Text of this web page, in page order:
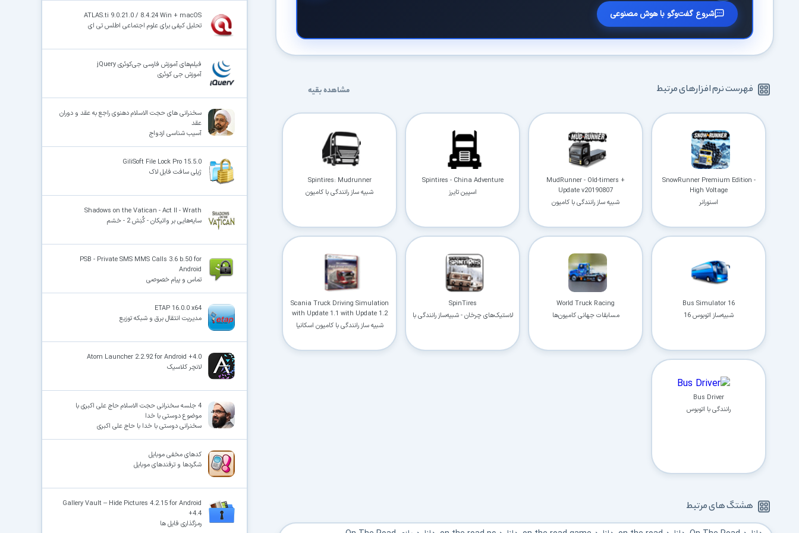
شروع گفت‌وگو با هوش مصنوعی
فهرست نرم افزارهای مرتبط مشاهده بقیه
SnowRunner Premium Edition -
High Voltage
اسنورانر
MudRunner - Old-timers +
Update v20190807
شبیه ساز رانندگی با کامیون
Spintires - China Adventure
اسپین تایرز
Spintires: Mudrunner
شبیه ساز رانندگی با کامیون
Bus Simulator 16
شبیه‌ساز اتوبوس 16
World Truck Racing
مسابقات جهانی کامیون‌‌‌ها
SpinTires
لاستیک‌های چرخان - شبیه‌ساز رانندگی با
Scania Truck Driving Simulation
with Update 1.1 with Update 1.2
شبیه ساز رانندگی با کامیون اسکانیا
Bus Driver
رانندگی با اتوبوس
هشتگ های مرتبط
ATLAS.ti 9.0.21.0 / 8.4.24 Win + macOS
تحلیل کیفی برای علوم اجتماعی اطلس تی ای
فیلم‌های آموزش فارسی جی‌کوئری jQuery
آموزش جی کوئری
سخنرانی های حجت الاسلام دهنوی راجع به عقد و دوران
عقد
آسیب شناسی ازدواج
GiliSoft File Lock Pro 15.5.0
ژیلی سافت فایل لاک
Shadows on the Vatican - Act II - Wrath
سایه‌هایی بر واتیکان - کُنِش 2 - خشم
PSB - Private SMS MMS Calls 3.6 b.50 for
Android
تماس و پیام خصوصی
ETAP 16.0.0 x64
مدیریت انتقال برق و شبکه توزیع
Atom Launcher 2.2.92 for Android +4.0
لانچر کلاسیک
4 جلسه سخنرانی حجت الاسلام حاج علی اکبری با
موضوع دوستی با خدا
سخنرانی دوستی با خدا با حاج علی اکبری
کدهای مخفی موبایل
شگردها و ترفندهای موبایل
Gallery Vault – Hide Pictures 4.2.15 for Android
+4.4
رمزگذاری فایل ها